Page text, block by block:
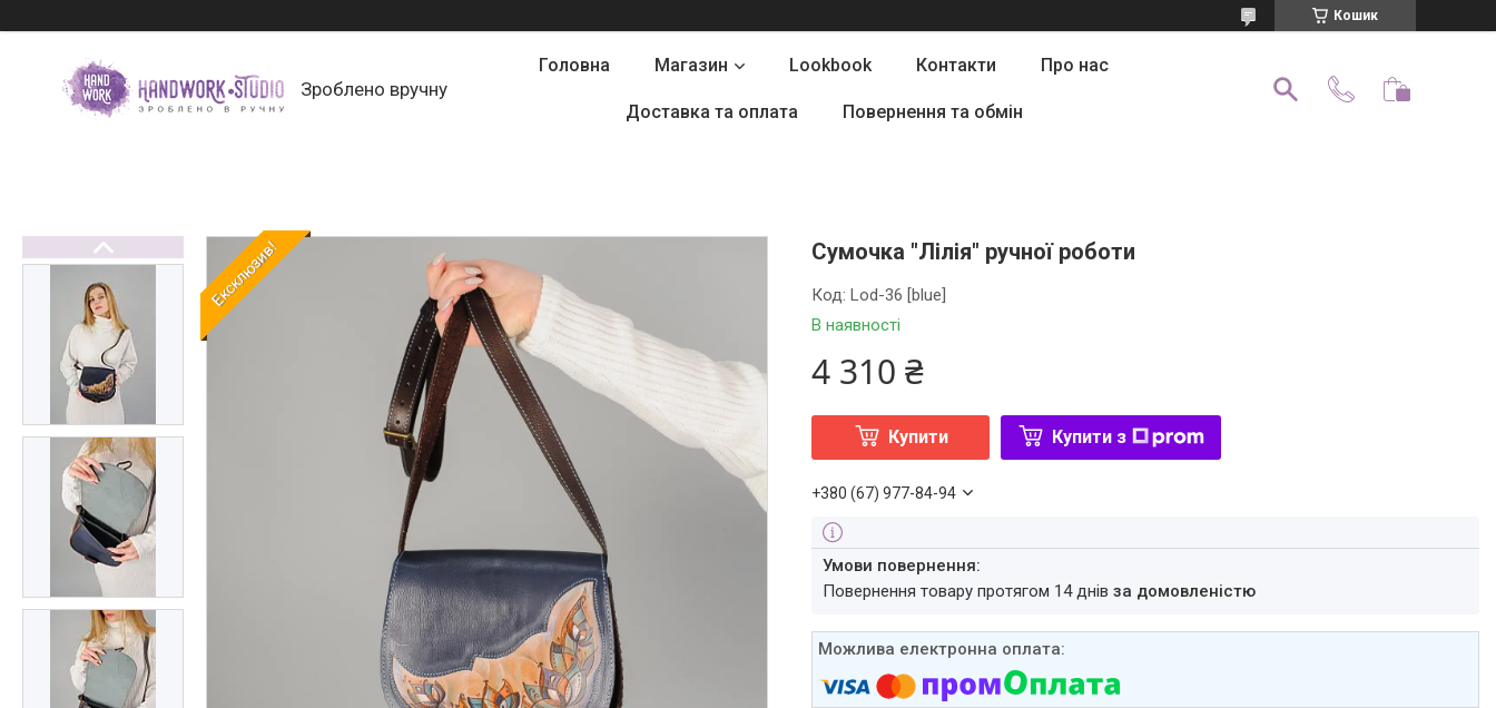
Кошик
Зроблено вручну
Головна Магазин Lookbook Контакти Про нас
Доставка та оплата Повернення та обмін
Ексклюзив! Сумочка "Лілія" ручної роботи
В наявності
Код:Lod-36 [blue]
4 310 ₴
Купити Купити з
+380 (67) 977-84-94
повернення товару протягом 14 днівза домовленістю